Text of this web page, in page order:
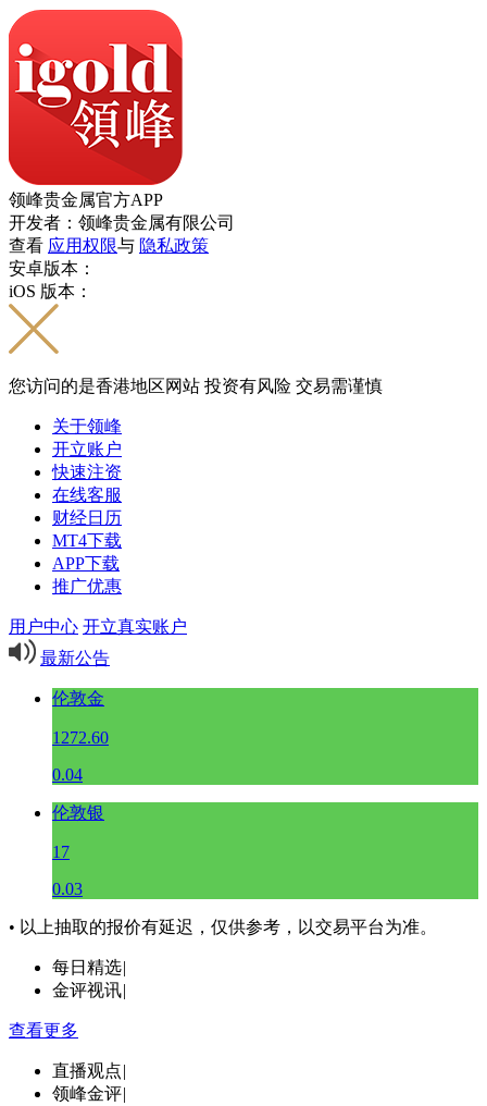
领峰贵金属官方APP
开发者：领峰贵金属有限公司
查看 应用权限与 隐私政策
安卓版本：
iOS 版本：
您访问的是香港地区网站 投资有风险 交易需谨慎
关于领峰
开立账户
快速注资
在线客服
财经日历
MT4下载
APP下载
推广优惠
用户中心 开立真实账户
最新公告
伦敦金
1272.60
0.04
伦敦银
17
0.03
• 以上抽取的报价有延迟，仅供参考，以交易平台为准。
每日精选|
金评视讯|
查看更多
直播观点|
领峰金评|